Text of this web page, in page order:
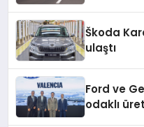
Škoda
ulaştı
Ford ve
odaklı